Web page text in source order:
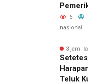
Gratis
Warga
6
nasional
3 jam
Teluk